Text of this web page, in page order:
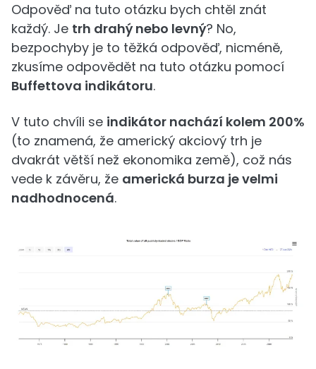
Odpověď na tuto otázku bych chtěl znát
každý. Je trh drahý nebo levný? No,
bezpochyby je to těžká odpověď, nicméně,
zkusíme odpovědět na tuto otázku pomocí
Buffettova indikátoru.
V tuto chvíli se indikátor nachází kolem 200%
(to znamená, že americký akciový trh je
dvakrát větší než ekonomika země), což nás
vede k závěru, že americká burza je velmi
nadhodnocená.